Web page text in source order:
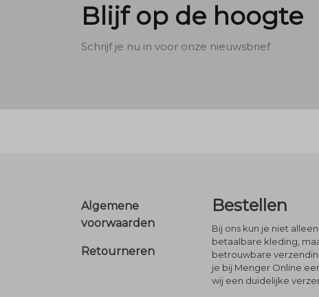
Blijf op de hoogte
Schrijf je nu in voor onze nieuwsbrief
Footer
Algemene
voorwaarden
Retourneren
Bestellen
Bij ons kun je niet
betaalbare kleding,
betrouwbare
je bij Menger Online
wij een duidelijke